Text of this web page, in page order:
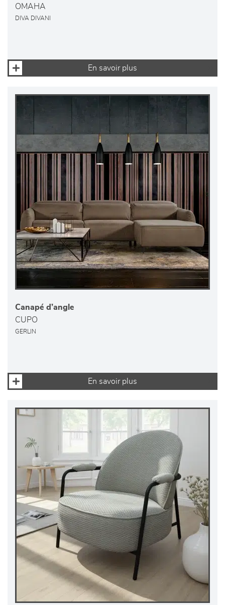
OMAHA
DIVA DIVANI
En savoir plus
Canapé d’angle
CUPO
GERLIN
En savoir plus